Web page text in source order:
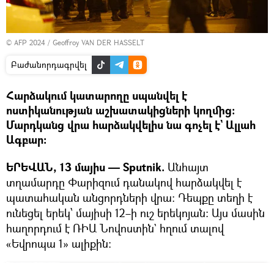
© AFP 2024 / Geoffroy VAN DER HASSELT
Բաժանորդագրվել
Հարձակում կատարողը սպանվել է
ոստիկանության աշխատակիցների կողմից։
Մարդկանց վրա հարձակվելիս նա գոչել է` Ալլահ
Ագբար։
ԵՐԵՎԱՆ, 13 մայիս — Sputnik. Անհայտ
տղամարդը Փարիզում դանակով հարձակվել է
պատահական անցորդների վրա: Դեպքը տեղի է
ունեցել երեկ՝ մայիսի 12–ի ուշ երեկոյան։ Այս մասին
հաղորդում է ՌԻԱ Նովոստին` հղում տալով
«Եվրոպա 1» ալիքին։